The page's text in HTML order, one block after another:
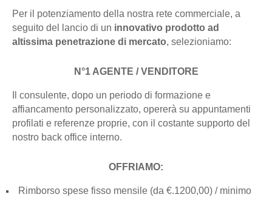
Per il potenziamento della nostra rete commerciale, a
seguito del lancio di un innovativo prodotto ad
altissima penetrazione di mercato, selezioniamo:
N°1 AGENTE / VENDITORE
Il consulente, dopo un periodo di formazione e
affiancamento personalizzato, opererà su appuntamenti
profilati e referenze proprie, con il costante supporto del
nostro back office interno.
OFFRIAMO:
Rimborso spese fisso mensile (da €.1200,00) / minimo